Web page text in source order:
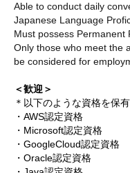
Able to conduct daily
Japanese Language
Must possess Permanent
Only those who meet the
be considered for
＜歓迎＞
＊以下のような資格を保
・AWS認定資格
・Microsoft認定資格
・GoogleCloud認定資格
・Oracle認定資格